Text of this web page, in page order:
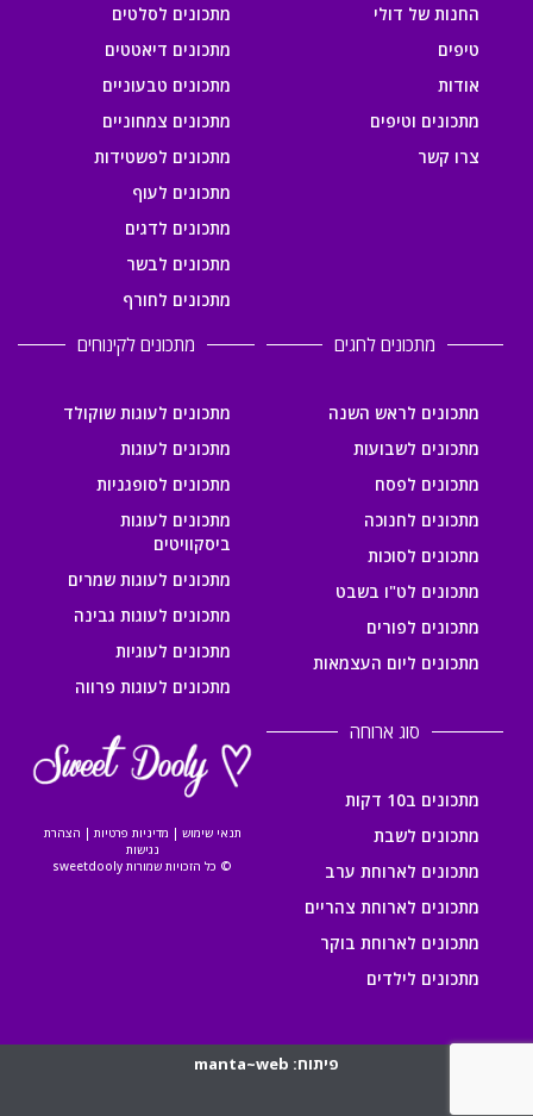
החנות של דולי
טיפים
אודות
מתכונים וטיפים
צרו קשר
מתכונים לסלטים
מתכונים דיאטטים
מתכונים טבעוניים
מתכונים צמחוניים
מתכונים לפשטידות
מתכונים לעוף
מתכונים לדגים
מתכונים לבשר
מתכונים לחורף
מתכונים לחגים
מתכונים לראש השנה
מתכונים לשבועות
מתכונים לפסח
מתכונים לחנוכה
מתכונים לסוכות
מתכונים לט"ו בשבט
מתכונים לפורים
מתכונים ליום העצמאות
מתכונים לקינוחים
מתכונים לעוגות שוקולד
מתכונים לעוגות
מתכונים לסופגניות
מתכונים לעוגות
ביסקוויטים
מתכונים לעוגות שמרים
מתכונים לעוגות גבינה
מתכונים לעוגיות
מתכונים לעוגות פרווה
סוג ארוחה
מתכונים ב10 דקות
מתכונים לשבת
מתכונים לארוחת ערב
מתכונים לארוחת צהריים
מתכונים לארוחת בוקר
מתכונים לילדים
תנאי שימוש | מדיניות פרטיות | הצהרת
נגישות
© כל הזכויות שמורות sweetdooly
פיתוח: manta~web